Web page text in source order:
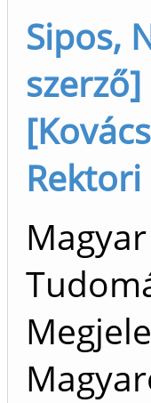
Sipos,
Rektori